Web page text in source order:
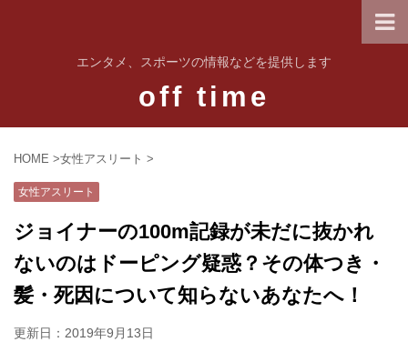
エンタメ、スポーツの情報などを提供します
off time
HOME >女性アスリート >
女性アスリート
ジョイナーの100m記録が未だに抜かれ
ないのはドーピング疑惑？その体つき・
髪・死因について知らないあなたへ！
更新日： 2019年9月13日